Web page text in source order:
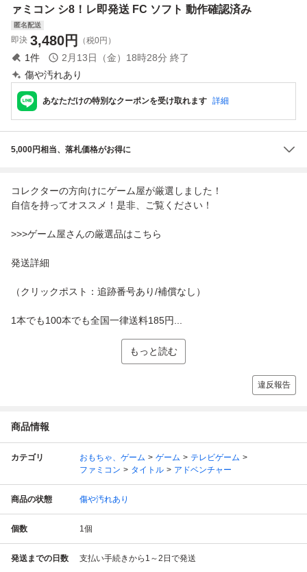
ァミコン シ8！レ即発送 FC ソフト 動作確認済み
匿名配送
即決 3,480円 （税0円）
1件 2月13日（金）18時28分 終了
傷や汚れあり
あなただけの特別なクーポンを受け取れます 詳細
5,000円相当、落札価格がお得に
コレクターの方向けにゲーム屋が厳選しました！
自信を持ってオススメ！是非、ご覧ください！
>>>ゲーム屋さんの厳選品はこちら
発送詳細
（クリックポスト：追跡番号あり/補償なし）
1本でも100本でも全国一律送料185円...
もっと読む
違反報告
商品情報
カテゴリ おもちゃ、ゲーム ゲーム
テレビゲーム
ファミコン
タイトル アドベンチャー
商品の状態 傷や汚れあり
個数 1個
発送までの日数 支払い手続きから1～2日で発送